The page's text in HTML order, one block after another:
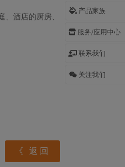
产品家族
服务/应用中心
联系我们
关注我们
酒店的厨房、
《 返回